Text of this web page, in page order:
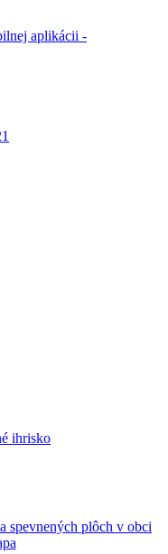
aplikácii -
spevnených plôch v obci